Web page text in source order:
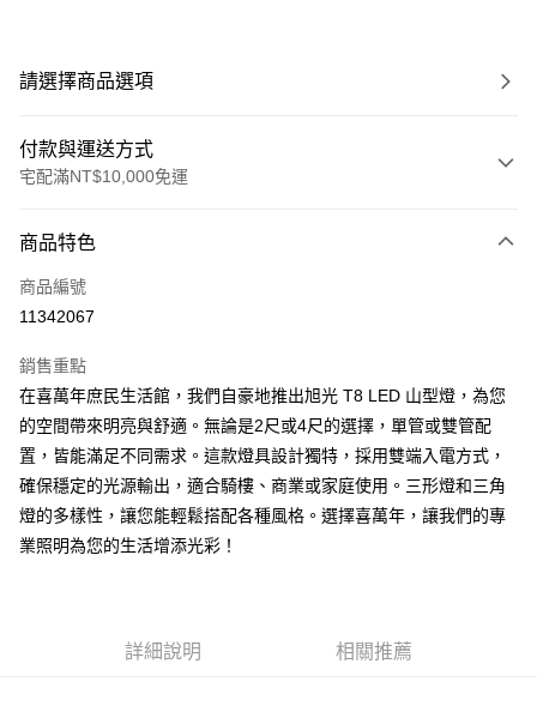
請選擇商品選項
付款與運送方式
宅配滿NT$10,000免運
信用卡一次付款
超商取貨付款
運送方式
全家取貨付款
每筆NT$60
7-11取貨付款
每筆NT$60
商品特色
商品編號
11342067
銷售重點
在喜萬年庶民生活館，我們自豪地推出旭光 T8 LED 山型燈，為您
的空間帶來明亮與舒適。無論是2尺或4尺的選擇，單管或雙管配
置，皆能滿足不同需求。這款燈具設計獨特，採用雙端入電方式，
確保穩定的光源輸出，適合騎樓、商業或家庭使用。三形燈和三角
燈的多樣性，讓您能輕鬆搭配各種風格。選擇喜萬年，讓我們的專
業照明為您的生活增添光彩！
詳細說明 相關推薦